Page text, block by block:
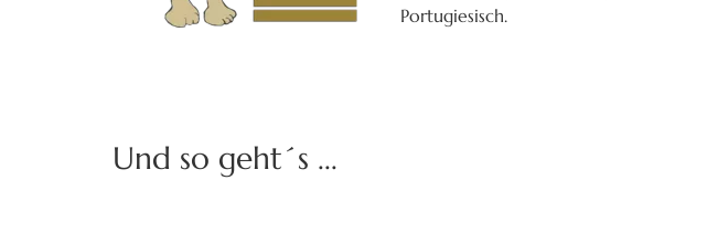
Portugiesisch.
Und so geht´s ...